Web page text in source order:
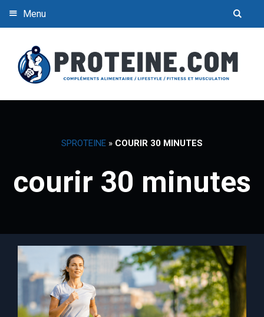
Menu
SPROTEINE » COURIR 30 MINUTES
courir 30 minutes